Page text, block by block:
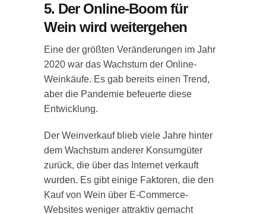
5. Der Online-Boom für
Wein wird weitergehen
Eine der größten Veränderungen im Jahr
2020 war das Wachstum der Online-
Weinkäufe. Es gab bereits einen Trend,
aber die Pandemie befeuerte diese
Entwicklung.
Der Weinverkauf blieb viele Jahre hinter
dem Wachstum anderer Konsumgüter
zurück, die über das Internet verkauft
wurden. Es gibt einige Faktoren, die den
Kauf von Wein über E-Commerce-
Websites weniger attraktiv gemacht